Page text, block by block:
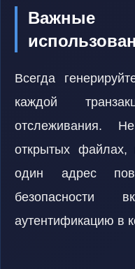
Всегда
каждой
отслеживания.
открытых файлах,
один адрес
безопасности
аутентификацию в